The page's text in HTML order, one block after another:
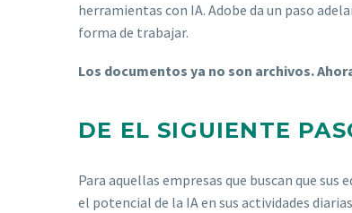
herramientas con IA. Adobe da un paso
forma de trabajar.
Los documentos ya no son archivos.
DE EL SIGUIENTE
Para aquellas empresas que buscan que
el potencial de la IA en sus actividades